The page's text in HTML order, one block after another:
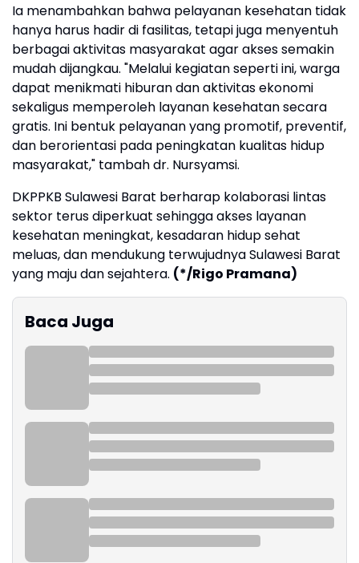
Ia menambahkan bahwa pelayanan kesehatan tidak
hanya harus hadir di fasilitas, tetapi juga menyentuh
berbagai aktivitas masyarakat agar akses semakin
mudah dijangkau. "Melalui kegiatan seperti ini, warga
dapat menikmati hiburan dan aktivitas ekonomi
sekaligus memperoleh layanan kesehatan secara
gratis. Ini bentuk pelayanan yang promotif, preventif,
dan berorientasi pada peningkatan kualitas hidup
masyarakat," tambah dr. Nursyamsi.
DKPPKB Sulawesi Barat berharap kolaborasi lintas
sektor terus diperkuat sehingga akses layanan
kesehatan meningkat, kesadaran hidup sehat
meluas, dan mendukung terwujudnya Sulawesi Barat
yang maju dan sejahtera. (*/Rigo Pramana)
Baca Juga